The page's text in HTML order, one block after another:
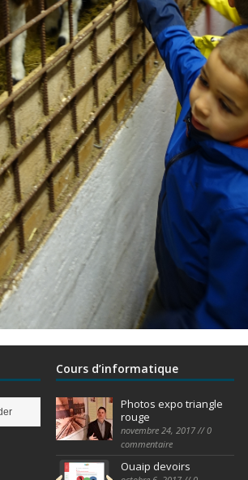
Cours d’informatique
Photos expo triangle
rouge
novembre 24, 2017 // 0
commentaire
Ouaip devoirs